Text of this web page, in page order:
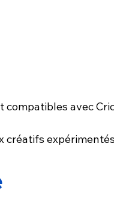
compatibles avec
créatifs